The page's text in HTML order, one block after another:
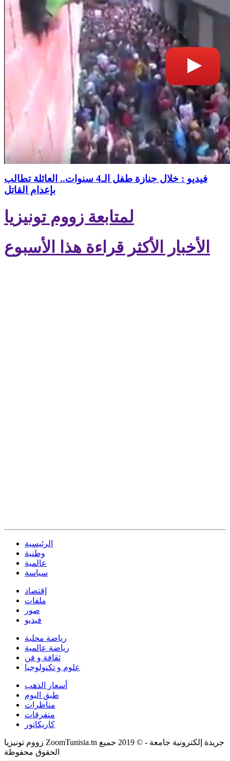
فيديو : خلال جنازة طفل الـ4 سنوات.. العائلة تطالب
بإعدام القاتل
لمتابعة زووم تونيزيا
الأخبار الأكثر قراءة هذا الأسبوع
الرئيسية
وطنية
عالمية
سياسة
إقتصاد
ملفات
صور
فيديو
رياضة محلية
رياضة عالمية
ثقافة و فن
علوم و تكنولوجيا
أسعار الذهب
طبق اليوم
مناظرات
متفرقات
كاريكاتور
زووم تونيزيا ZoomTunisia.tn جريدة إلكترونية جامعة - © 2019 جميع
الحقوق محفوظة